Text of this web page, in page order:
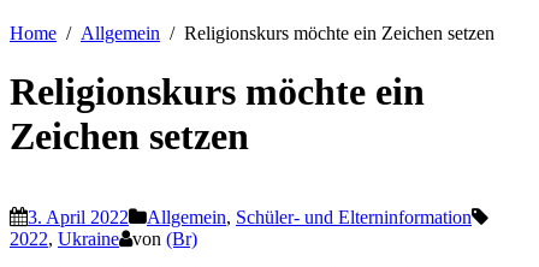
Home Allgemein Religionskurs möchte ein Zeichen setzen
Religionskurs möchte ein
Zeichen setzen
3. April 2022 Allgemein, Schüler- und Elterninformation
2022, Ukraine von (Br)